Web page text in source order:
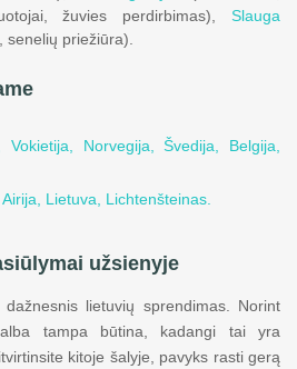
žuvies perdirbimas), Slauga
senelių priežiūra).
Vokietija, Norvegija,Švedija, Belgija,
Airija, Lietuva, Lichtenšteinas.
užsienyje
lietuvių sprendimas. Norint
tampa būtina, kadangi tai yra
kitoje šalyje, pavyks rasti gerą